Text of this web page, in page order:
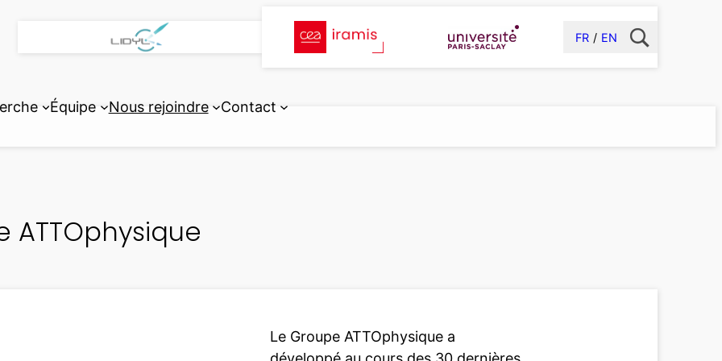
FR EN
Équipe Nous rejoindre Contact
Le Groupe ATTOphysique a